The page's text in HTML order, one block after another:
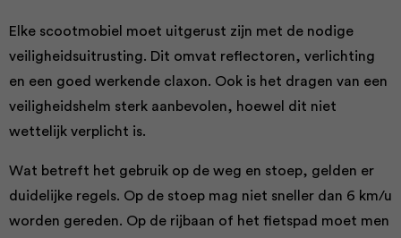
Elke scootmobiel moet uitgerust zijn met de nodige
veiligheidsuitrusting. Dit omvat reflectoren, verlichting
en een goed werkende claxon. Ook is het dragen van een
veiligheidshelm sterk aanbevolen, hoewel dit niet
wettelijk verplicht is.
Wat betreft het gebruik op de weg en stoep, gelden er
duidelijke regels. Op de stoep mag niet sneller dan 6 km/u
worden gereden. Op de rijbaan of het fietspad moet men